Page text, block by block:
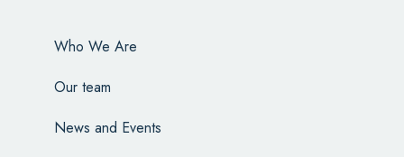
Who We Are
Our team
News and Events